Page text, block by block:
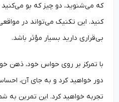
که می‌شنوید، دو چیز که بو می‌کنید و
کنید. این تکنیک می‌تواند در مواقعی
بی‌قراری دارید بسیار مؤثر باشد.
با تمرکز بر روی حواس خود، ذهن خود را
دور خواهید کرد و به جای آن، احساس
تجربه خواهید کرد. این تمرین به شما